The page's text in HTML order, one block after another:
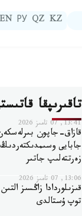
KZ
QZ
РУ
EN
تاقىرىپقا
13:41, 07 تامىز 2026
قازاق-جاپون
جابايى
زەرتتەلىپ جاتىر
13:06, 07 تامىز 2026
قىزىلوردادا زاڭسىز
توپ ۇستالدى